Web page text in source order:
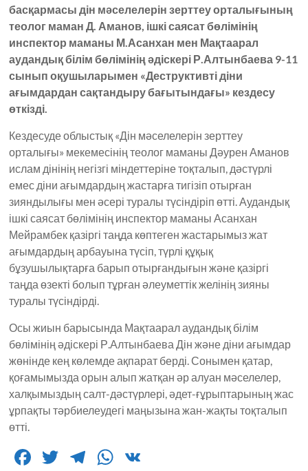
басқармасы дін мәселелерін зерттеуорталығының
теолог маман Д. Аманов, ішкісаясатбөлімінің
инспектор маманы М.Асанхан мен Мақтаарал
аудандық білім бөлімініңәдіскері Р.Алтынбаева 9-11
сынып оқушыларымен «Деструктивтідіни
ағымдардан сақтандырубағытындағы» кездесу
өткізді.
Кездесуде облыстық «Дін мәселелерін зерттеу
орталығы» мекемесінің теолог маманы Дәурен Аманов
ислам дінінің негізгі міндеттеріне тоқталып, дәстүрлі
емес діни ағымдардың жастарға тигізіп отырған
зияндылығы мен әсері туралы түсіндіріп өтті. Аудандық
ішкі саясат бөлімінің инспектор маманы Асанхан
Мейрамбек қазіргі таңда көптеген жастарымыз жат
ағымдардың арбауына түсіп, түрлі құқық
бұзушылықтарға барып отырғандығын және қазіргі
таңда өзекті болып тұрған әлеуметтік желінің зияны
туралы түсіндірді.
Осы жиын барысында Мақтаарал аудандық білім
бөлімінің әдіскері Р.Алтынбаева Дін және діни ағымдар
жөнінде кең көлемде ақпарат берді. Сонымен қатар,
қоғамымызда орын алып жатқан әр алуан мәселелер,
халқымыздың салт-дәстүрлері, әдет-ғұрыптарының жас
ұрпақты тәрбиелеудегі маңызына жан-жақты тоқталып
өтті.
F
T
T
W